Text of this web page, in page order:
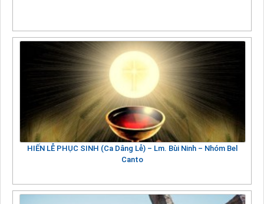
HIẾN LỄ PHỤC SINH (Ca Dâng Lễ) – Lm. Bùi Ninh – Nhóm Bel
Canto